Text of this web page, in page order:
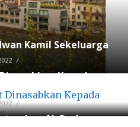
Kamil Sekeluarga
Kepada
Al-Qur’an